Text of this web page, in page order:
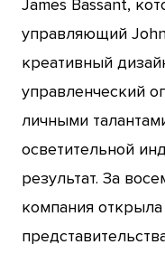
James Bassant,
управляющий
креативный
управленческий
личными
осветительной
результат. За
компания